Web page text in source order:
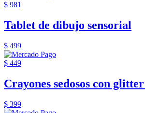
$ 981
Tablet de dibujo sensorial
$ 499
$ 449
Crayones sedosos con
$ 399